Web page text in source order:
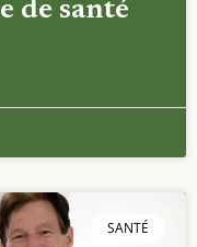
de santé
SANTÉ